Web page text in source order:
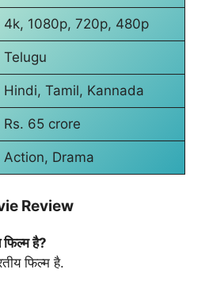
4k, 1080p, 720p, 480p
Telugu
Hindi, Tamil, Kannada
Rs. 65 crore
Action, Drama
Review
है?
फिल्म है.